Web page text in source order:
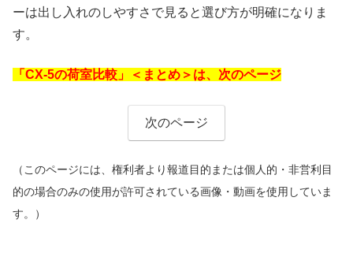
ーは出し入れのしやすさで見ると選び方が明確になりま
す。
「CX-5の荷室比較」＜まとめ＞は、次のページ
次のページ
（このページには、権利者より報道目的または個人的・非営利目
的の場合のみの使用が許可されている画像・動画を使用していま
す。）